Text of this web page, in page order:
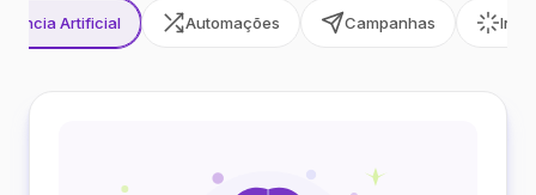
Artificial Automações Campanhas